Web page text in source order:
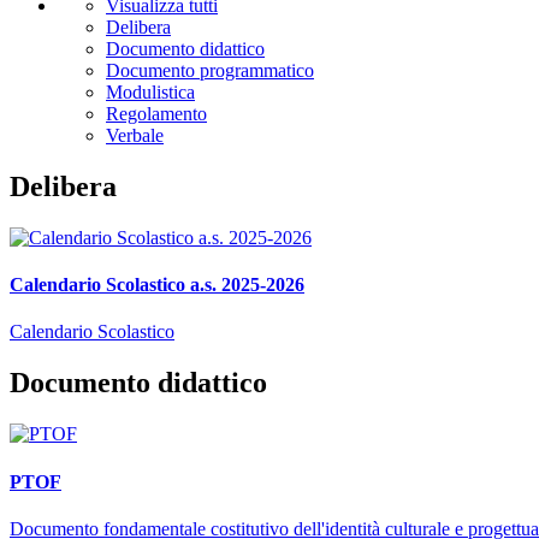
Visualizza tutti
Delibera
Documento didattico
Documento programmatico
Modulistica
Regolamento
Verbale
Delibera
Calendario Scolastico a.s. 2025-2026
Calendario Scolastico
Documento didattico
PTOF
Documento fondamentale costitutivo dell'identità culturale e